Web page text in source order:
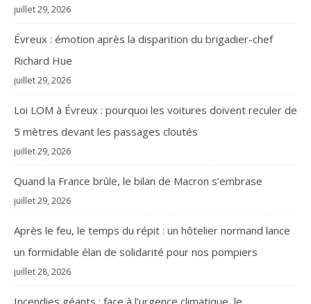
juillet 29, 2026
Évreux : émotion après la disparition du brigadier-chef
Richard Hue
juillet 29, 2026
Loi LOM à Évreux : pourquoi les voitures doivent reculer de
5 mètres devant les passages cloutés
juillet 29, 2026
Quand la France brûle, le bilan de Macron s’embrase
juillet 29, 2026
Après le feu, le temps du répit : un hôtelier normand lance
un formidable élan de solidarité pour nos pompiers
juillet 28, 2026